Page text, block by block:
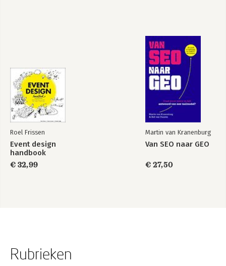
Roel Frissen
Event design
handbook
€ 32,99
Martin van Kranenburg
Van SEO naar GEO
€ 27,50
Rubrieken